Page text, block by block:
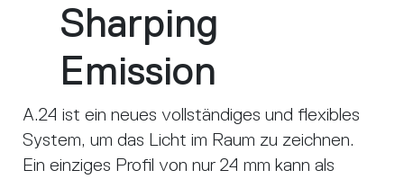
Sharping
Emission
A.24 ist ein neues vollständiges und flexibles
System, um das Licht im Raum zu zeichnen.
Ein einziges Profil von nur 24 mm kann als